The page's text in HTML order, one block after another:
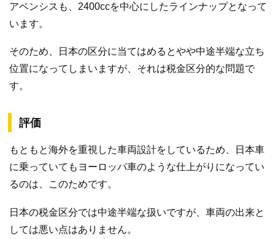
アベンシスも、2400ccを中心にしたラインナップとなって
います。
そのため、日本の区分に当てはめるとやや中途半端な立ち
位置になってしまいますが、それは税金区分的な問題で
す。
評価
もともと海外を重視した車両設計をしているため、日本車
に乗っていてもヨーロッパ車のような仕上がりになってい
るのは、このためです。
日本の税金区分では中途半端な扱いですが、車両の出来と
しては悪い点はありません。